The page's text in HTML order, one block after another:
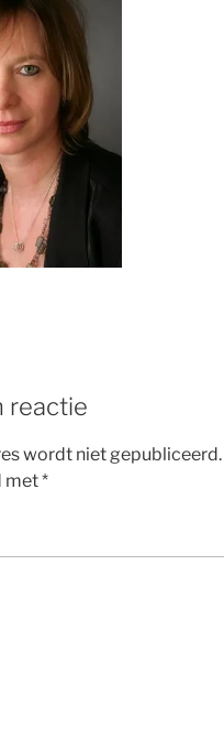
reactie
wordt niet gepubliceerd.
met*